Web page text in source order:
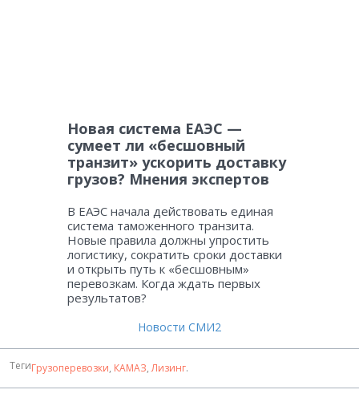
Новая система ЕАЭС —
сумеет ли «бесшовный
транзит» ускорить доставку
грузов? Мнения экспертов
В ЕАЭС начала действовать единая
система таможенного транзита.
Новые правила должны упростить
логистику, сократить сроки доставки
и открыть путь к «бесшовным»
перевозкам. Когда ждать первых
результатов?
Новости СМИ2
ТегиГрузоперевозки, КАМАЗ,Лизинг.